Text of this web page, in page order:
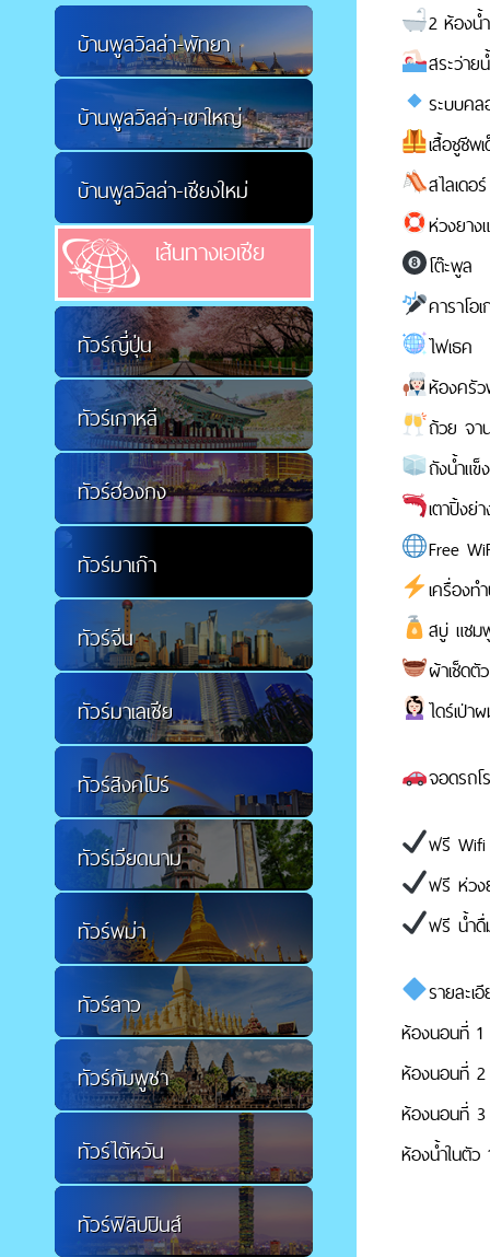
บ้านพูลวิลล่า-พัทยา
บ้านพูลวิลล่า-เขาใหญ่
บ้านพูลวิลล่า-เชียงใหม่
เส้นทางเอเชีย
ทัวร์ญี่ปุ่น
ทัวร์เกาหลี
ทัวร์ฮ่องกง
ทัวร์มาเก๊า
ทัวร์จีน
ทัวร์มาเลเซีย
ทัวร์สิงคโปร์
ทัวร์เวียดนาม
ทัวร์พม่า
ทัวร์ลาว
ทัวร์กัมพูชา
ทัวร์ไต้หวัน
ทัวร์ฟิลิปปินส์
2 ห้องน้ำ
สระว่าย
ระบบค
เสื้อชูชีพ
สไลเดอร์
ห่วงยา
โต๊ะพูล
คาราโอ
ไฟเธค
ห้องครั
ถ้วย จา
ถังน้ำแข็ง
เตาปิ้งย่
Free
เครื่องท
สบู่ แชม
ผ้าเช็ดตัว
ไดร์เป่
จอดรถ
ฟรี Wifi
ฟรี ห่วง
ฟรี น้ำดื่
รายละเ
ห้องนอนที่
ห้องนอนที่
ห้องนอนที่
ห้องน้ำในตั